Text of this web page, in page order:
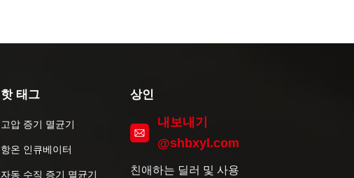
핫 태그
고압 증기 멸균기
항온 인큐베이터
자동 수직 증기 멸균기
상인
내보내기
@shbxyl.com
친애하는 딜러 및 사용